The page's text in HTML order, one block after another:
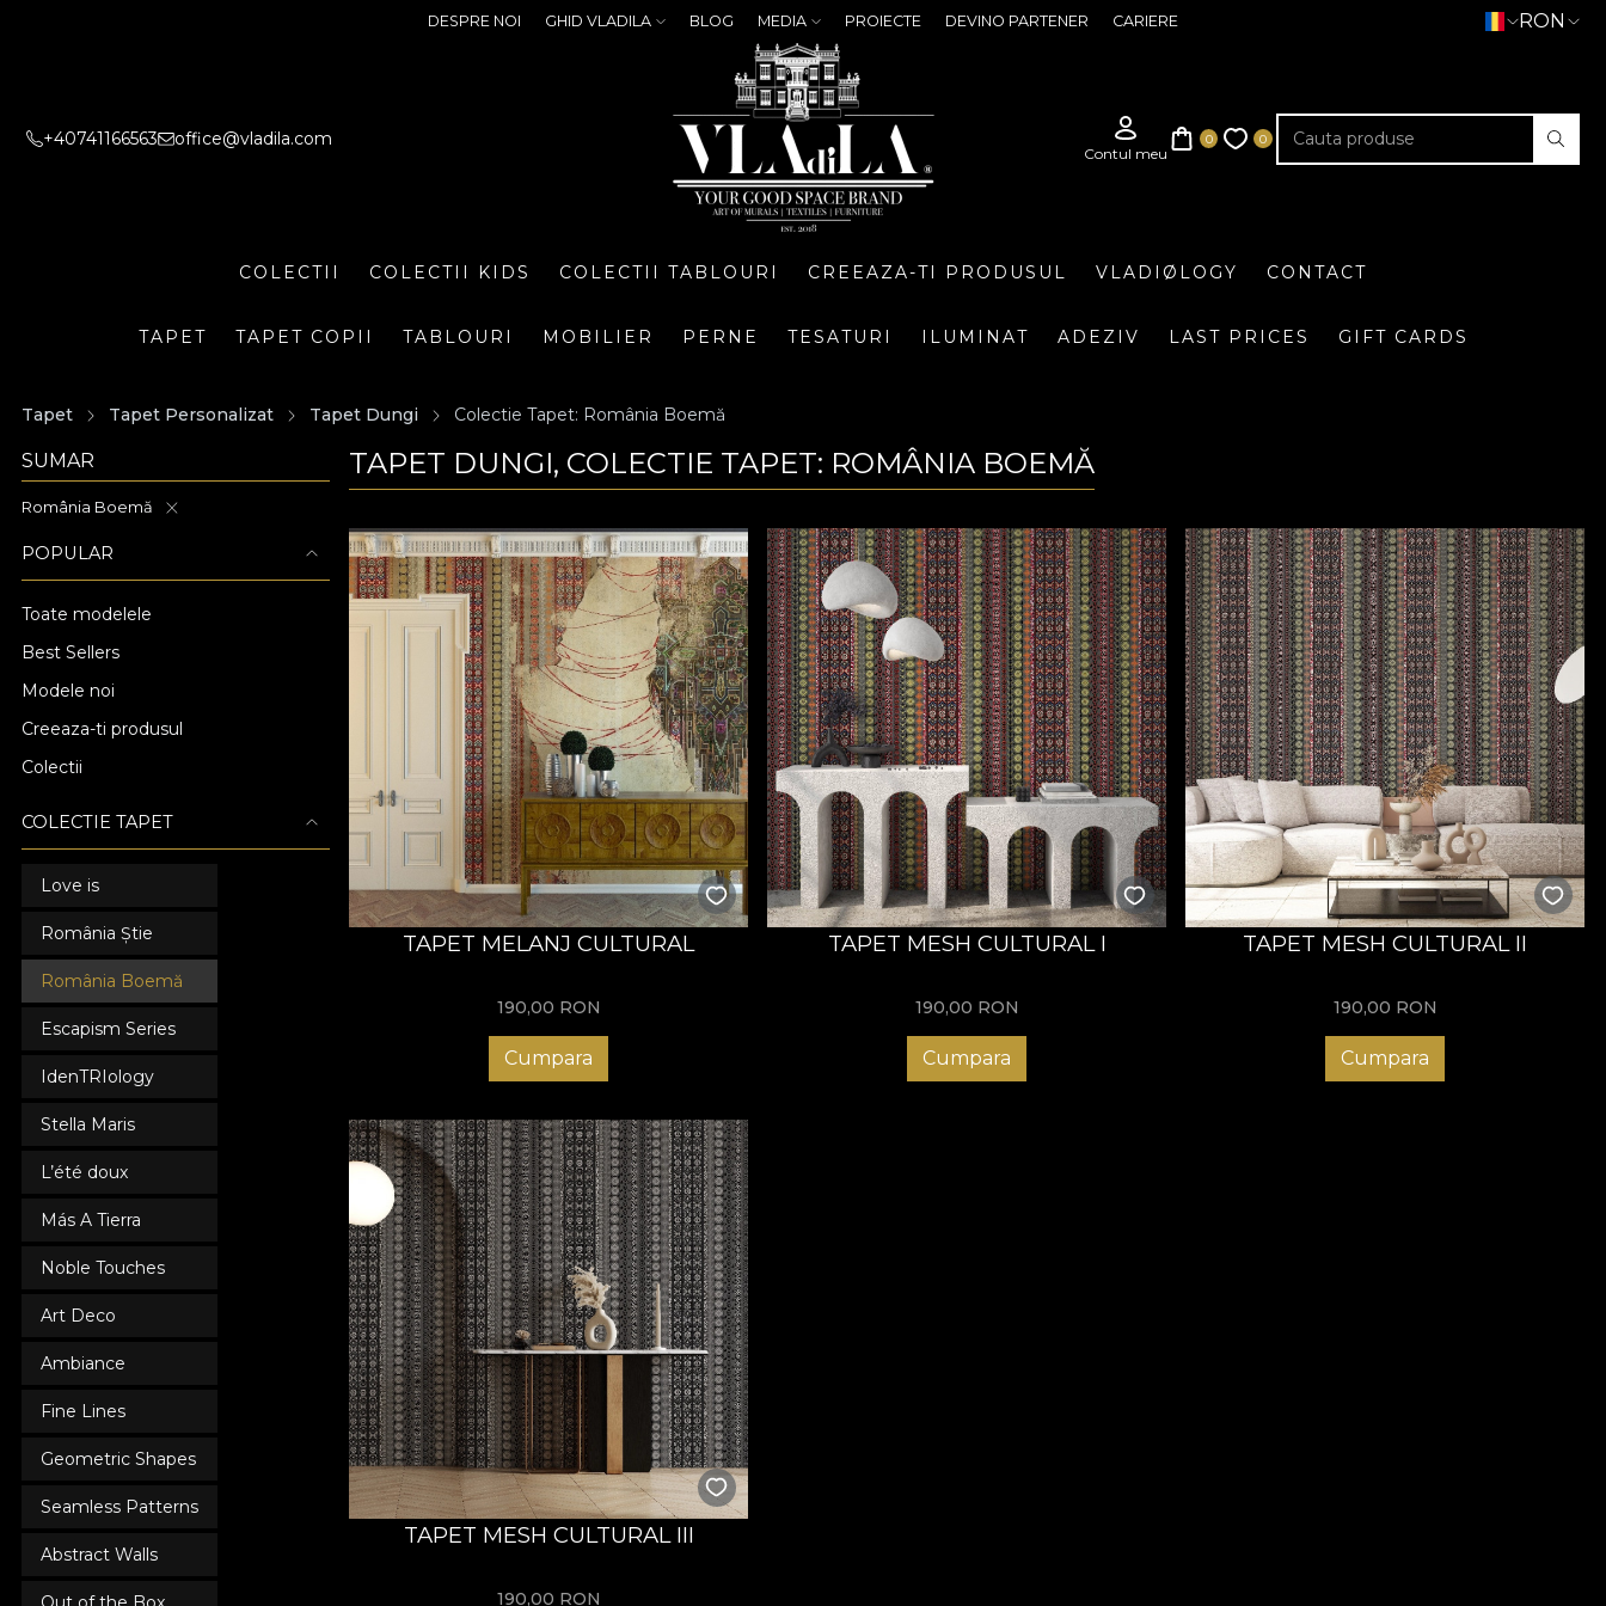
DESPRE NOI GHID VLADILA BLOG MEDIA PROIECTE DEVINO PARTENER CARIERE RON
+40741166563 office@vladila.com
COLECTII COLECTII KIDS COLECTII TABLOURI CREEAZA-TI PRODUSUL VLADIØLOGY CONTACT
TAPET TAPET COPII TABLOURI MOBILIER PERNE TESATURI ILUMINAT ADEZIV LAST PRICES GIFT CARDS
Tapet Tapet Personalizat Tapet Dungi Colectie Tapet: România Boemă
SUMAR
România Boemă
POPULAR
Toate modelele
Best Sellers
Modele noi
Creeaza-ti produsul
Colectii
COLECTIE TAPET
Love is
România Știe
România Boemă
Escapism Series
IdenTRIology
Stella Maris
L’été doux
Más A Tierra
Noble Touches
Art Deco
Ambiance
Fine Lines
Geometric Shapes
Seamless Patterns
Abstract Walls
TAPET DUNGI, COLECTIE TAPET: ROMÂNIA BOEMĂ
TAPET MELANJ CULTURAL
190,00 RON
Cumpara
TAPET MESH CULTURAL I
190,00 RON
Cumpara
TAPET MESH CULTURAL II
190,00 RON
Cumpara
TAPET MESH CULTURAL III
190,00 RON